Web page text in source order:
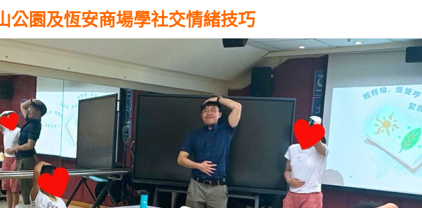
公園及恆安商場學社交情緒技巧